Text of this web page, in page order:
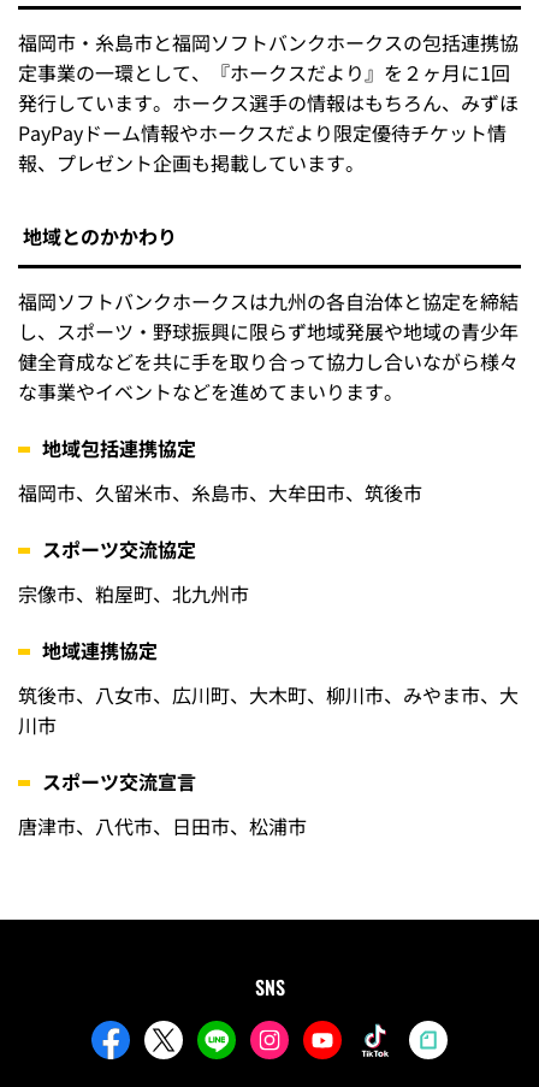
福岡市・糸島市と福岡ソフトバンクホークスの包括連携協
定事業の一環として、『ホークスだより』を２ヶ月に1回
発行しています。ホークス選手の情報はもちろん、みずほ
PayPayドーム情報やホークスだより限定優待チケット情
報、プレゼント企画も掲載しています。
地域とのかかわり
福岡ソフトバンクホークスは九州の各自治体と協定を締結
し、スポーツ・野球振興に限らず地域発展や地域の青少年
健全育成などを共に手を取り合って協力し合いながら様々
な事業やイベントなどを進めてまいります。
地域包括連携協定
福岡市、久留米市、糸島市、大牟田市、筑後市
スポーツ交流協定
宗像市、粕屋町、北九州市
地域連携協定
筑後市、八女市、広川町、大木町、柳川市、みやま市、大
川市
スポーツ交流宣言
唐津市、八代市、日田市、松浦市
SNS